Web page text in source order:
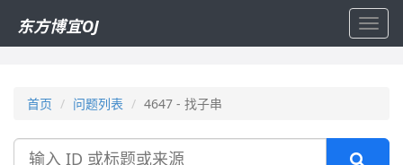
东方博宜OJ
首页 问题列表 4647 - 找子串
搜